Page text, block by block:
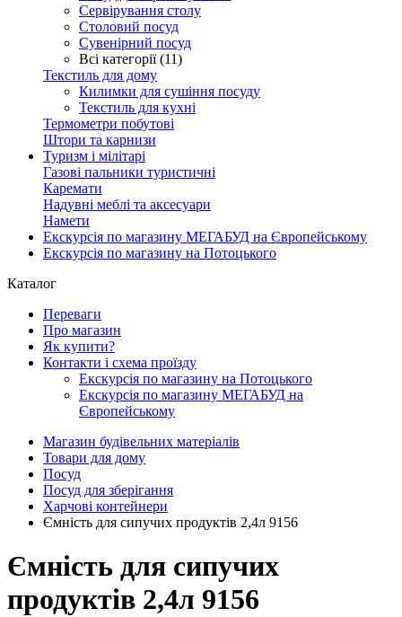
Сервірування столу
Столовий посуд
Сувенірний посуд
Всі категорії (11)
Текстиль для дому
Килимки для сушіння посуду
Текстиль для кухні
Термометри побутові
Штори та карнизи
Туризм і мілітарі
Газові пальники туристичні
Каремати
Надувні меблі та аксесуари
Намети
Екскурсія по магазину МЕГАБУД на Європейському
Екскурсія по магазину на Потоцького
Каталог
Переваги
Про магазин
Як купити?
Контакти і схема проїзду
Екскурсія по магазину на Потоцького
Екскурсія по магазину МЕГАБУД на
Європейському
Магазин будівельних матеріалів
Товари для дому
Посуд
Посуд для зберігання
Харчові контейнери
Ємність для сипучих продуктів 2,4л 9156
Ємність для сипучих
продуктів 2,4л 9156